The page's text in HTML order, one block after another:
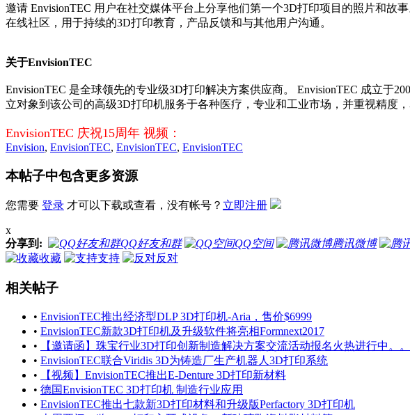
邀请 EnvisionTEC 用户在社交媒体平台上分享他们第一个3D打印项目的照片和故
在线社区，用于持续的3D打印教育，产品反馈和与其他用户沟通。
关于EnvisionTEC
EnvisionTEC 是全球领先的专业级3D打印解决方案供应商。 EnvisionTEC 成立于
立对象到该公司的高级3D打印机服务于各种医疗，专业和工业市场，并重视精度
EnvisionTEC 庆祝15周年 视频：
Envision, EnvisionTEC, EnvisionTEC, EnvisionTEC
本帖子中包含更多资源
您需要 登录 才可以下载或查看，没有帐号？ 立即注册
x
分享到:
QQ好友和群 QQ空间 腾讯微博
收藏
支持 反对
相关帖子
• EnvisionTEC推出经济型DLP 3D打印机-Aria，售价$6999
• EnvisionTEC新款3D打印机及升级软件将亮相Formnext2017
•
【邀请函】珠宝行业3D打印创新制造解决方案交流活动报名火热进行中。。
• EnvisionTEC联合Viridis 3D为铸造厂生产机器人3D打印系统
•
【视频】EnvisionTEC推出E-Denture 3D打印新材料
• 德国EnvisionTEC 3D打印机 制造行业应用
• EnvisionTEC推出七款新3D打印材料和升级版Perfactory 3D打印机